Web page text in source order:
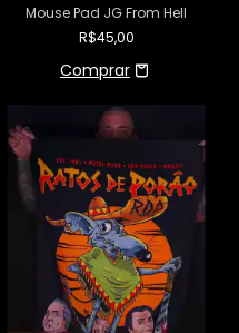
Mouse Pad JG From Hell
R$45,00